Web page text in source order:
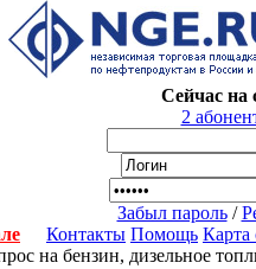
Сейчас на
2
Забыл пароль/
Контакты Помощь Карта
на бензин, дизельное